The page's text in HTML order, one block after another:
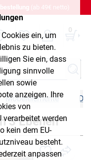
ein, um
zu bieten.
Sie ein, dass
sinnvolle
sowie
anzeigen. Ihre
von
verarbeitet werden
kein dem EU-
besteht.
anpassen
(ab 49€ netto)
0
Möbelelemente
3 Ebenen